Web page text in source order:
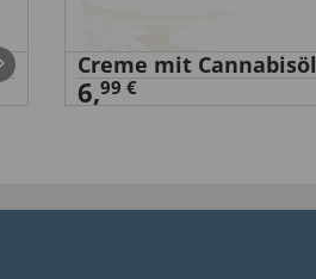
Creme mit Cannabisöl
6,99 €